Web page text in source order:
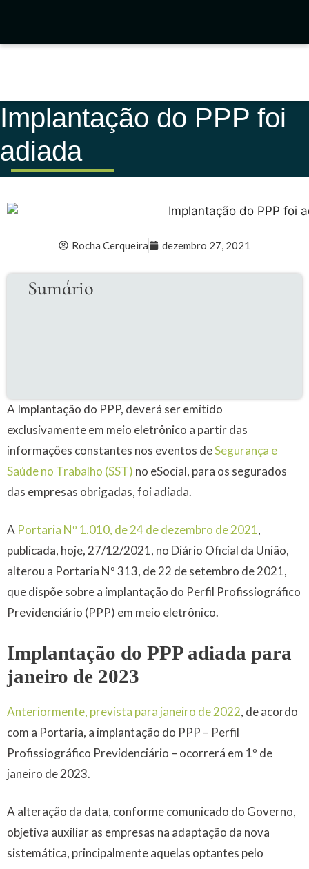
Implantação do PPP foi
adiada
Rocha Cerqueira dezembro 27, 2021
Sumário
A Implantação do PPP, deverá ser emitido
exclusivamente em meio eletrônico a partir das
informações constantes nos eventos deSegurança e
Saúde no Trabalho (SST) no eSocial, para os segurados
das empresas obrigadas, foi adiada.
A Portaria Nº 1.010, de 24 de dezembro de 2021,
publicada, hoje, 27/12/2021, no Diário Oficial da União,
alterou a Portaria Nº 313, de 22 de setembro de 2021,
que dispõe sobre a implantação do Perfil Profissiográfico
Previdenciário (PPP) em meio eletrônico.
Implantação do PPP adiada para
janeiro de 2023
Anteriormente, prevista para janeiro de 2022, de acordo
com a Portaria, a implantação do PPP – Perfil
Profissiográfico Previdenciário – ocorrerá em 1º de
janeiro de 2023.
A alteração da data, conforme comunicado do Governo,
objetiva auxiliar as empresas na adaptação da nova
sistemática, principalmente aquelas optantes pelo